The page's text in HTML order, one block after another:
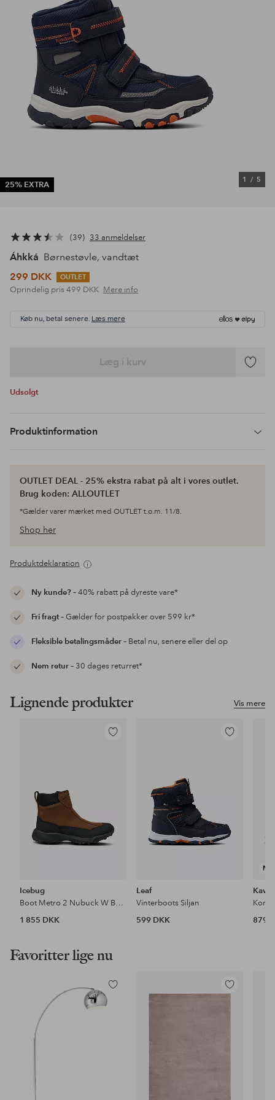
25% EXTRA
1 / 5
39 33 anmeldelser
Áhkká Børnestøvle, vandtæt
299 DKK
OUTLET
Oprindelig pris 499 DKK Mere info
Køb nu, betal senere. Læs mere
Læg i kurv
Tilføj
Udsolgt
Produktinformation
OUTLET DEAL - 25% ekstra rabat på alt i vores outlet.
Brug koden: ALLOUTLET
*Gælder varer mærket med OUTLET t.o.m. 11/8.
Shop her
Produktdeklaration
Ny kunde?– 40% rabatt på dyreste vare*
Fri fragt– Gælder for postpakker over 599 kr*
Fleksible betalingsmåder– Betal nu, senere eller del op
Nem retur– 30 dages returret*
Vis mere
Lignende produkter
Tilføj
Icebug
Boot Metro 2 Nubuck W BUGrip
1 855 DKK
Tilføj
Leaf
Vinterboots Siljan
599 DKK
Kavat
879
Favoritter lige nu
Tilføj
til
Tilføj
til